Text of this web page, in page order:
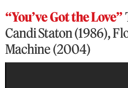
“You’ve Got the Love”
Candi Staton (1986),
Machine (2004)